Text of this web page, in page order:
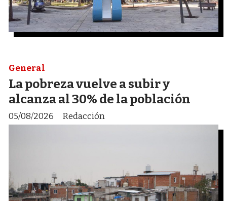
La pobreza vuelve a subir y
alcanza al 30% de la población
Redacción
General
05/08/2026